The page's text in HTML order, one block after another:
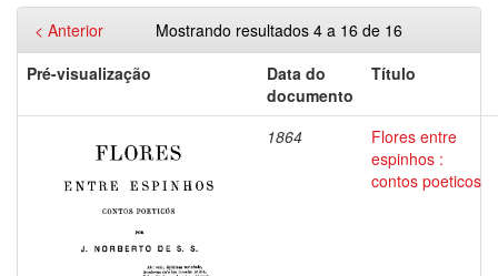
Mostrando resultados 4 a 16 de 16
< Anterior
Pré-visualização
Data do
documento
Título
1864
Flores entre
espinhos :
contos poeticos